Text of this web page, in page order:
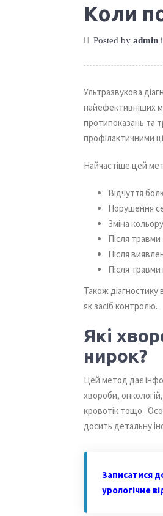
Коли
Posted by admin
Ультразвукова
найефективніших
протипоказань та
профілактичними
Найчастіше цей
Відчуття
Порушення
Зміна
Після травми
Після
Після
Також
як засіб контролю.
Які
нирок?
Цей метод дає
хвороби,
кровотік тощо.
досить детальну
Записатися
урологічне